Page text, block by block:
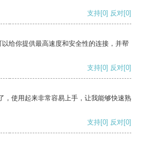
支持[0] 反对[0]
给你提供最高速度和安全性的连接，并帮
支持[0] 反对[0]
，使用起来非常容易上手，让我能够快速熟
支持[0] 反对[0]